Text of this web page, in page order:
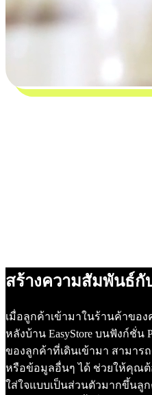
สร้างความสัมพันธ์
เมื่อลูกค้าเข้ามาในร้านค้าขอ
หลังบ้าน EasyStore บนฟังก์ชั่น
ของลูกค้าที่เดินเข้ามา สามาร
หรือข้อมูลอื่นๆ ได้ ช่วยให้คุณ
ใส่ใจแบบเป็นส่วนตัวมากขึ้นลู